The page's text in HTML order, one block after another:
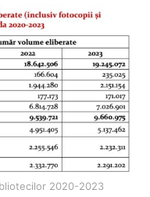
2020-2023